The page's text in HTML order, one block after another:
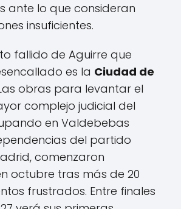
ante lo que consideran
insuficientes.
fallido de Aguirre que
es la Ciudad de
obras para levantar el
complejo judicial del
en Valdebebas
del partido
comenzaron
octubre tras más de 20
frustrados. Entre finales